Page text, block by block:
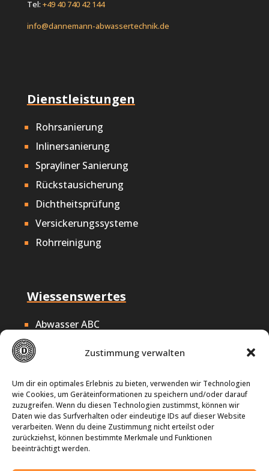
Zustimmung verwalten
Um dir ein optimales Erlebnis zu bieten, verwenden wir Technologien
wie Cookies, um Geräteinformationen zu speichern und/oder darauf
zuzugreifen. Wenn du diesen Technologien zustimmst, können wir
Daten wie das Surfverhalten oder eindeutige IDs auf dieser Website
verarbeiten. Wenn du deine Zustimmung nicht erteilst oder
zurückziehst, können bestimmte Merkmale und Funktionen
beeinträchtigt werden.
Tel: +49 40 740 42 144
info@dannemann-abwassertechnik.de
Dienstleistungen
Rohrsanierung
Inlinersanierung
Sprayliner Sanierung
Rückstausicherung
Dichtheitsprüfung
Versickerungssysteme
Rohrreinigung
Wiessenswertes
Abwasser ABC
Nachhaltigkeit
Impressum
Datenschutz
Cookie-Richtlinie